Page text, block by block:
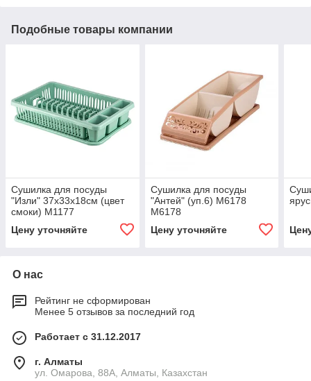
Подобные товары компании
Сушилка для посуды
"Изли" 37х33х18см (цвет
смоки) М1177
Цену уточняйте
Сушилка для посуды
"Антей" (уп.6) М6178
М6178
Цену уточняйте
О нас
Рейтинг не сформирован
Менее 5 отзывов за последний год
Работает с 31.12.2017
г. Алматы
ул. Омарова, 88А, Алматы, Казахстан